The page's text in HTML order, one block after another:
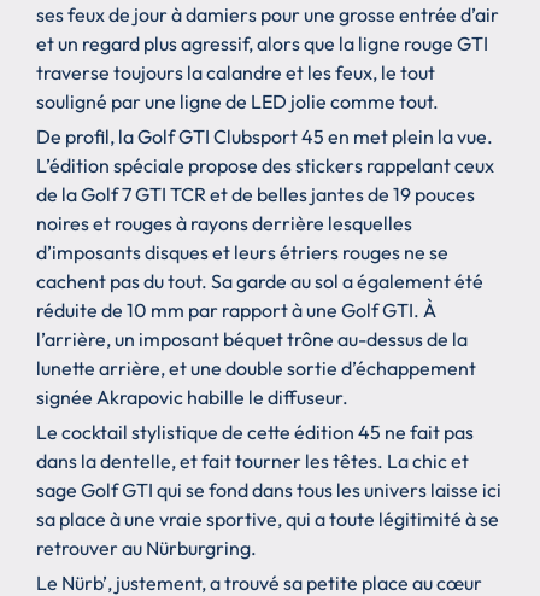
ses feux de jour à damiers pour une grosse entrée d’air
et un regard plus agressif, alors que la ligne rouge GTI
traverse toujours la calandre et les feux, le tout
souligné par une ligne de LED jolie comme tout.
De profil, la Golf GTI Clubsport 45 en met plein la vue.
L’édition spéciale propose des stickers rappelant ceux
de la Golf 7 GTI TCR et de belles jantes de 19 pouces
noires et rouges à rayons derrière lesquelles
d’imposants disques et leurs étriers rouges ne se
cachent pas du tout. Sa garde au sol a également été
réduite de 10 mm par rapport à une Golf GTI. À
l’arrière, un imposant béquet trône au-dessus de la
lunette arrière, et une double sortie d’échappement
signée Akrapovic habille le diffuseur.
Le cocktail stylistique de cette édition 45 ne fait pas
dans la dentelle, et fait tourner les têtes. La chic et
sage Golf GTI qui se fond dans tous les univers laisse ici
sa place à une vraie sportive, qui a toute légitimité à se
retrouver au Nürburgring.
Le Nürb’, justement, a trouvé sa petite place au cœur